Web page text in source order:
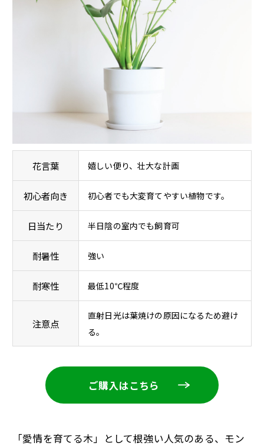
花言葉 嬉しい便り、壮大な計画
初心者向き 初心者でも大変育てやすい植物です。
日当たり 半日陰の室内でも飼育可
耐暑性 強い
耐寒性 最低10℃程度
注意点
直射日光は葉焼けの原因になるため避け
る。
ご購入はこちら
「愛情を育てる木」として根強い人気のある、モン